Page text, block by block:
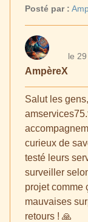
Posté par :
AmpèreX
le
Salut les
curieux de
testé leurs
surveiller
projet comme
mauvaises
retours ! 🙏